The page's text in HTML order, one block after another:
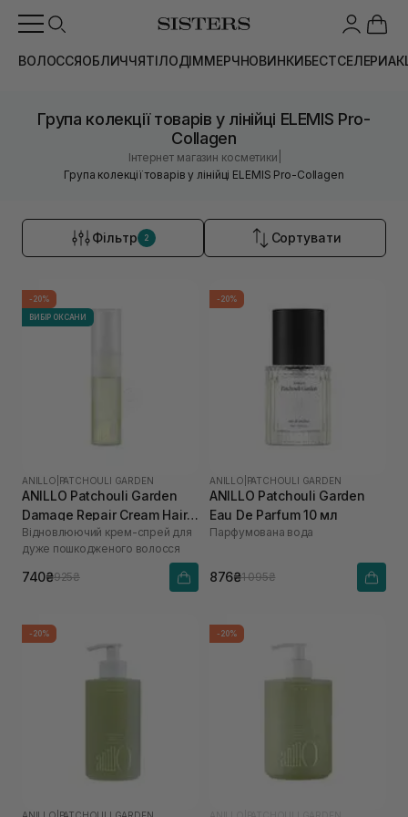
ВОЛОССЯОБЛИЧЧЯТІЛОДІММЕРЧНОВИНКИБЕСТСЕЛЕРИ
Група колекції товарів у лінійці ELEMIS Pro-
Collagen
Інтернет магазин косметики
Група колекції товарів у лінійці ELEMIS Pro-Collagen
Фільтр 2 Сортувати
-20%
ВИБІР ОКСАНИ
ANILLO PATCHOULI GARDEN
ANILLO Patchouli Garden
Damage Repair Cream Hair
Mist 70 мл
Відновлюючий крем-спрей для
дуже пошкодженого волосся
740₴925₴
-20%
ANILLO PATCHOULI GARDEN
ANILLO Patchouli Garden
Eau De Parfum 10 мл
Парфумована вода
876₴1 095₴
-20% -20%